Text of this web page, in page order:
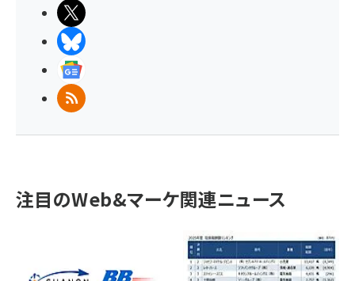
RSS
注目のWeb&マーケ関連ニュース